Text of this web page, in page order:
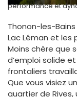
performance et
Thonon-les-
Lac Léman et les
Moins chère que
d’emploi solide
frontaliers
Que vous visiez
quartier de